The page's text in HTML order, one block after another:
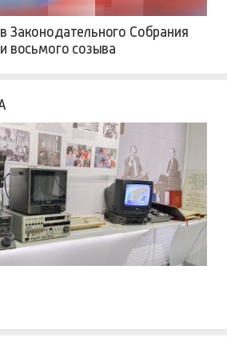
Законодательного Собрания
восьмого созыва